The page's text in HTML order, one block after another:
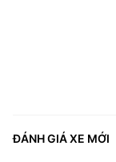
ĐÁNH GIÁ XE MỚI